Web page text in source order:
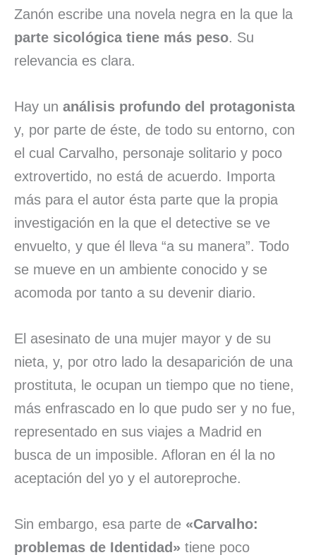
Zanón escribe una novela negra en la que la
parte sicológica tiene más peso. Su
relevancia es clara.
Hay un análisis profundo del protagonista
y, por parte de éste, de todo su entorno, con
el cual Carvalho, personaje solitario y poco
extrovertido, no está de acuerdo. Importa
más para el autor ésta parte que la propia
investigación en la que el detective se ve
envuelto, y que él lleva “a su manera”. Todo
se mueve en un ambiente conocido y se
acomoda por tanto a su devenir diario.
El asesinato de una mujer mayor y de su
nieta, y, por otro lado la desaparición de una
prostituta, le ocupan un tiempo que no tiene,
más enfrascado en lo que pudo ser y no fue,
representado en sus viajes a Madrid en
busca de un imposible. Afloran en él la no
aceptación del yo y el autoreproche.
Sin embargo, esa parte de «Carvalho:
problemas de Identidad» tiene poco